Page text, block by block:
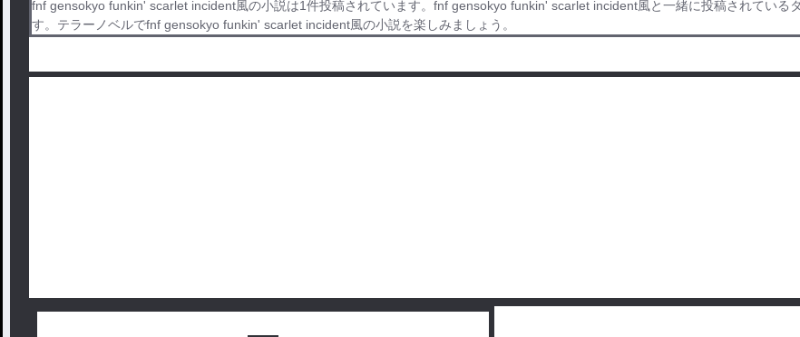
fnf gensokyo funkin' scarlet incident風の小説は1件投稿されています。fnf gensokyo funkin' scarlet incident風と一緒に投稿されている
す。テラーノベルでfnf gensokyo funkin' scarlet incident風の小説を楽しみましょう。